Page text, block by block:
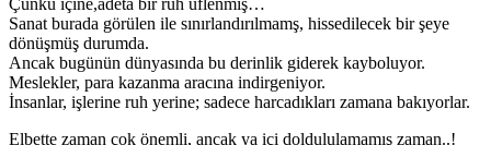
Sanat burada görülen ile sınırlandırılmamş, hissedilecek bir şeye
dönüşmüş durumda.
Ancak bugünün dünyasında bu derinlik giderek kayboluyor.
Meslekler, para kazanma aracına indirgeniyor.
İnsanlar, işlerine ruh yerine; sadece harcadıkları zamana bakıyorlar.
Elbette zaman çok önemli, ancak ya içi doldululamamış zaman..!